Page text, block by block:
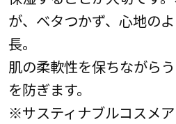
が、ベタつかず、心地の
長。
肌の柔軟性を保ちながら
を防ぎます。
※サスティナブルコスメ